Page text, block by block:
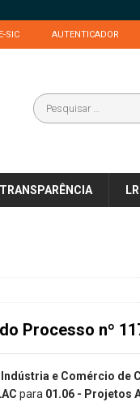
SIC AUTENTICADOR
TRANSPARÊNCIA
Processo nº
e Comércio de
para 01.06 - Projetos